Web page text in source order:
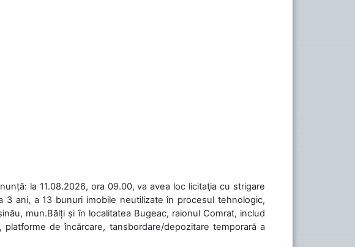
la 11.08.2026, ora 09.00, va avea loc licitaţia cu strigare
ani, a 13 bunuri imobile neutilizate în procesul tehnologic,
mun.Bălți și în localitatea Bugeac, raionul Comrat, includ
de încărcare, tansbordare/depozitare temporară a